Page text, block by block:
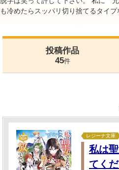
も冷めたらスッパリ切り捨てるタイプ
投稿作品
45件
レジーナ文庫
私は
てくだ